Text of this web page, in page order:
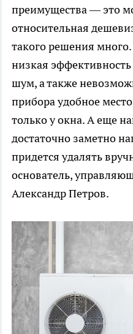
преимущества — это
относительная
такого решения
низкая
шум, а также
прибора удобное
только у окна. А еще
достаточно заметно
придется удалять
основатель,
Александр Петров.